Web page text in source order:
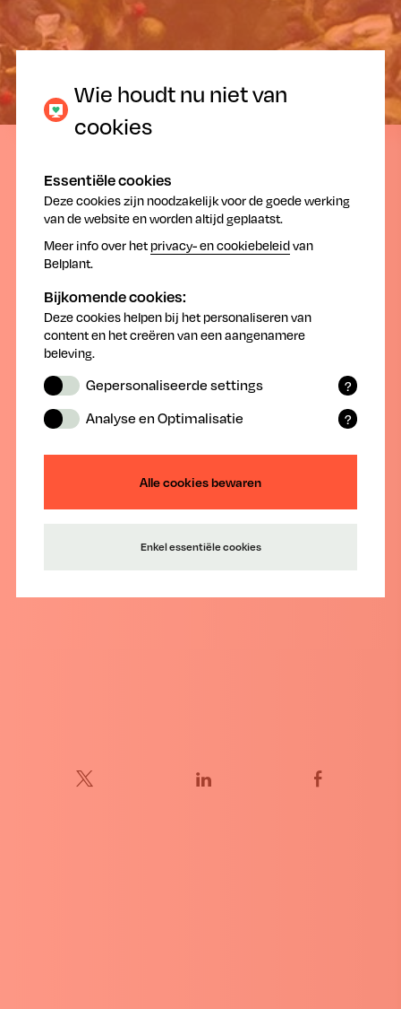
Veilig en gezond voedsel voor
iedereen!
De uitgaven TOPPS promoten een combinatie van
oplossingen, goede praktijken, advies, tips en
zo goed mogelijk te beheren en het milieu te
Wie houdt nu niet van
cookies
Essentiële cookies
Deze cookies zijn noodzakelijk voor de goede werking
van de website en worden altijd geplaatst.
Meer info over het privacy- en cookiebeleidvan
Belplant.
Bijkomende cookies:
Deze cookies helpen bij het personaliseren van
content en het creëren van een aangenamere
beleving.
?
Gepersonaliseerde settings
geselecteerde en ingevoerde
?
Analyse en Optimalisatie
(anonieme) data waarmee de website
Enkel essentiële cookies
Alle cookies bewaren